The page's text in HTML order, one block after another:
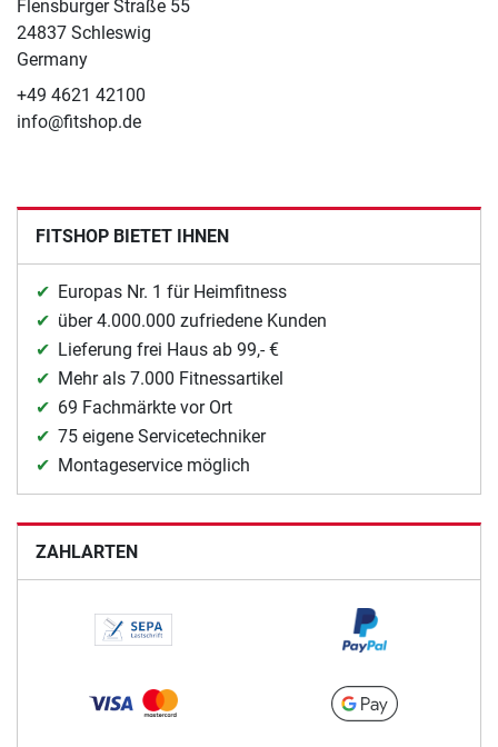
Flensburger Straße 55
24837 Schleswig
Germany
+49 4621 42100
info@fitshop.de
FITSHOP BIETET IHNEN
Europas Nr. 1 für Heimfitness
über 4.000.000 zufriedene Kunden
Lieferung frei Haus ab 99,- €
Mehr als 7.000 Fitnessartikel
69 Fachmärkte vor Ort
75 eigene Servicetechniker
Montageservice möglich
ZAHLARTEN